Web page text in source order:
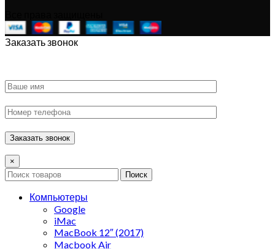
Заказать звонок
×
Поиск
Компьютеры
Google
iMac
MacBook 12″ (2017)
Macbook Air